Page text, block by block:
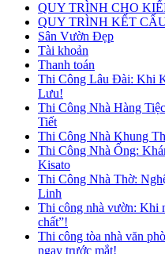
QUY TRÌNH CHO
QUY TRÌNH KẾT
Sân Vườn Đẹp
Tài khoản
Thanh toán
Thi Công Lâu Đài: Khi
Lưu!
Thi Công Nhà Hàng
Tiết
Thi Công Nhà Khung
Thi Công Nhà Ống:
Kisato
Thi Công Nhà Thờ:
Linh
Thi công nhà vườn: Khi
chất”!
Thi công tòa nhà văn
ngay trước mắt!